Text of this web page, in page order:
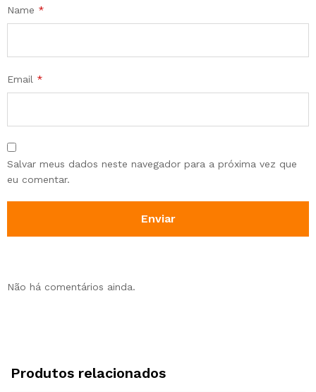
Name *
Email *
Salvar meus dados neste navegador para a próxima vez que
eu comentar.
Não há comentários ainda.
Produtos relacionados